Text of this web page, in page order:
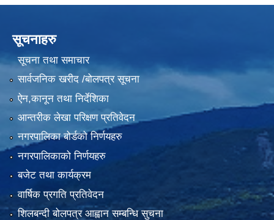
सूचनाहरु
सूचना तथा समाचार
सार्वजनिक खरीद /बोलपत्र सूचना
ऐन,कानून तथा निर्देशिका
आन्तरीक लेखा परिक्षण प्रतिवेदन
नगरपालिका बोर्डको निर्णयहरु
नगरपालिकाको निर्णयहरु
बजेट तथा कार्यक्रम
वार्षिक प्रगति प्रतिवेदन
शिलबन्दी बोलपत्र आह्वान सम्बन्धि सुचना